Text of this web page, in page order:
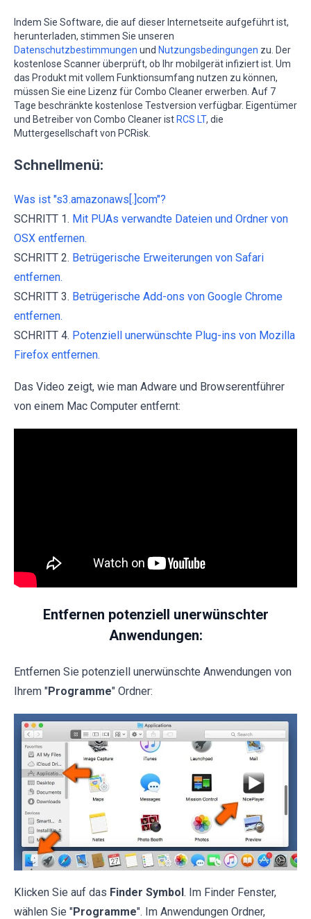
Indem Sie Software, die auf dieser Internetseite aufgeführt ist,
herunterladen, stimmen Sie unseren
Datenschutzbestimmungen und Nutzungsbedingungen zu. Der
kostenlose Scanner überprüft, ob Ihr mobilgerät infiziert ist. Um
das Produkt mit vollem Funktionsumfang nutzen zu können,
müssen Sie eine Lizenz für Combo Cleaner erwerben. Auf 7
Tage beschränkte kostenlose Testversion verfügbar. Eigentümer
und Betreiber von Combo Cleaner ist RCS LT, die
Muttergesellschaft von PCRisk.
Schnellmenü:
Was ist "s3.amazonaws[.]com"?
SCHRITT 1. Mit PUAs verwandte Dateien und Ordner von
OSX entfernen.
SCHRITT 2. Betrügerische Erweiterungen von Safari
entfernen.
SCHRITT 3. Betrügerische Add-ons von Google Chrome
entfernen.
SCHRITT 4. Potenziell unerwünschte Plug-ins von Mozilla
Firefox entfernen.
Das Video zeigt, wie man Adware und Browserentführer
von einem Mac Computer entfernt:
Entfernen potenziell unerwünschter
Anwendungen:
Entfernen Sie potenziell unerwünschte Anwendungen von
Ihrem "Programme" Ordner:
Klicken Sie auf das Finder Symbol. Im Finder Fenster,
wählen Sie "Programme". Im Anwendungen Ordner,